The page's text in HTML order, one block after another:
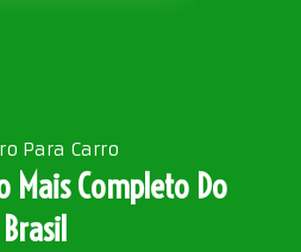
Para Carro
Mais Completo Do
Brasil